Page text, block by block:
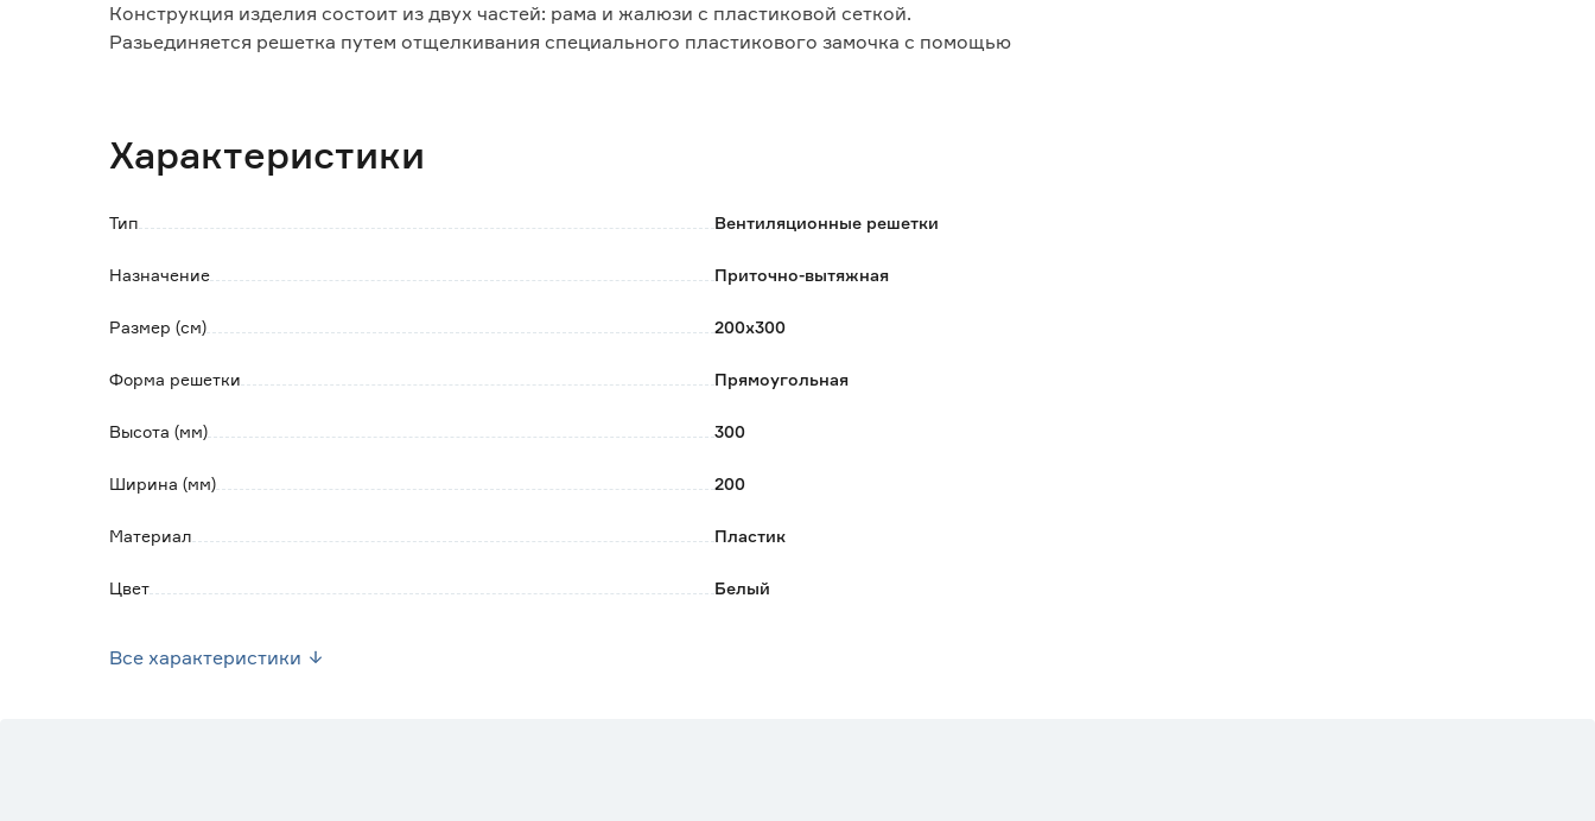
Конструкция изделия состоит из двух частей: рама и жалюзи с пластиковой сеткой.
Разьединяется решетка путем отщелкивания специального пластикового замочка с помощью
Характеристики:
Характеристики
Тип Вентиляционные решетки
Назначение Приточно-вытяжная
Размер (см) 200х300
Форма решетки Прямоугольная
Высота (мм) 300
Ширина (мм) 200
Материал Пластик
Цвет Белый
Все характеристики